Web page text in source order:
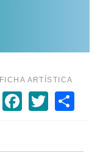
FICHA ARTÍSTICA